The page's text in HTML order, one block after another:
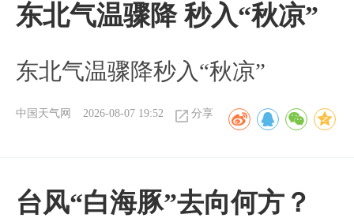
东北气温骤降 秒入“秋凉”
东北气温骤降秒入“秋凉”
中国天气网 2026-08-07 19:52 分享
台风“白海豚”去向何方？